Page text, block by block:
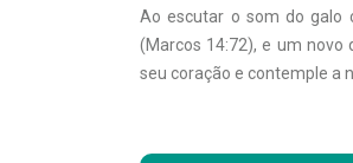
Ao escutar o som do galo
(Marcos 14:72), e um novo
seu coração e contemple a